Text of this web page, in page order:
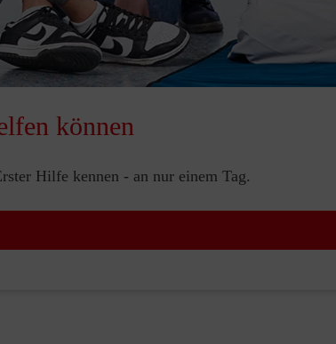
können
Hilfe kennen - an nur einem Tag.